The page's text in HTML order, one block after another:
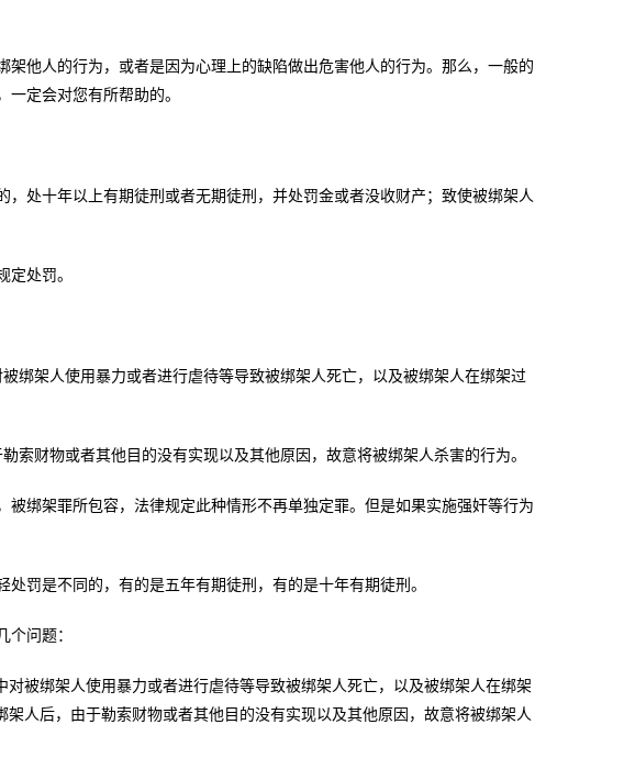
他人的行为，或者是因为心理上的缺陷做出危害他人的行为。那么，一般的
定会对您有所帮助的。
处十年以上有期徒刑或者无期徒刑，并处罚金或者没收财产；致使被绑架人
处罚。
架人使用暴力或者进行虐待等导致被绑架人死亡，以及被绑架人在绑架过
财物或者其他目的没有实现以及其他原因，故意将被绑架人杀害的行为。
绑架罪所包容，法律规定此种情形不再单独定罪。但是如果实施强奸等行为
是不同的，有的是五年有期徒刑，有的是十年有期徒刑。
问题：
被绑架人使用暴力或者进行虐待等导致被绑架人死亡，以及被绑架人在绑架
人后，由于勒索财物或者其他目的没有实现以及其他原因，故意将被绑架人